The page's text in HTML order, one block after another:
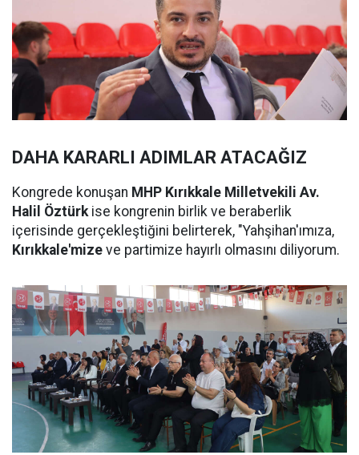
DAHA KARARLI ADIMLAR ATACAĞIZ
Kongrede konuşan MHP Kırıkkale Milletvekili Av.
Halil Öztürkise kongrenin birlik ve beraberlik
içerisinde gerçekleştiğini belirterek, "Yahşihan'ımıza,
Kırıkkale'mize ve partimize hayırlı olmasını diliyorum.